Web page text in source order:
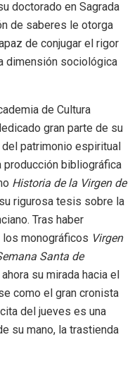
doctorado en Sagrada
de saberes le otorga
de conjugar el rigor
dimensión sociológica
de Cultura
gran parte de su
patrimonio espiritual
producción bibliográfica
Historia de la Virgen de
rigurosa tesis sobre la
Tras haber
monográficos Virgen
Santa de
su mirada hacia el
como el gran cronista
del jueves es una
su mano, la trastienda